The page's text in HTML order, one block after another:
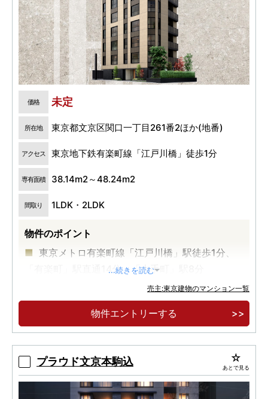
価格 未定
所在地 東京都文京区関口一丁目261番2ほか(地番)
アクセス 東京地下鉄有楽町線「江戸川橋」徒歩1分
専有面積 38.14m2～48.24m2
間取り 1LDK・2LDK
物件のポイント
東京メトロ有楽町線「江戸川橋」駅徒歩1分、
「有楽町」駅直通14分、「大手町」駅8分
...続きを読む
売主:東京建物のマンション一覧
物件エントリーする
プラウド文京本駒込 あとで見る